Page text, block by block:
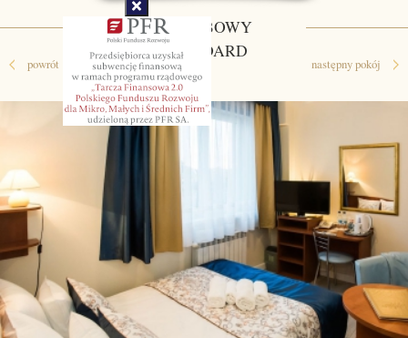
2-OSOBOWY
STANDARD
powrót następny pokój